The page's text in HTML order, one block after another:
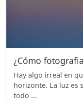
¿Cómo
Hay algo irreal en
horizonte. La luz es
todo ...